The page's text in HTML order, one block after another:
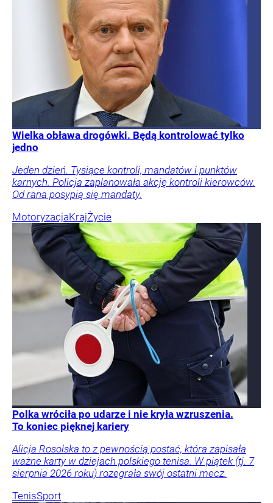
Wielka obława drogówki. Będą kontrolować tylko
jedno
Jeden dzień. Tysiące kontroli, mandatów i punktów
karnych. Policja zaplanowała akcję kontroli kierowców.
Od rana posypią się mandaty.
MotoryzacjaKrajŻycie
Polka wróciła po udarze i nie kryła wzruszenia.
To koniec pięknej kariery
Alicja Rosolska to z pewnością postać, która zapisała
ważne karty w dziejach polskiego tenisa. W piątek (tj. 7
sierpnia 2026 roku) rozegrała swój ostatni mecz.
TenisSport